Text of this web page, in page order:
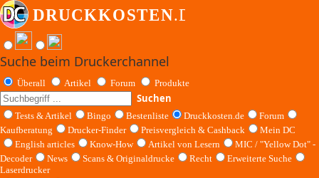
Suche beim Druckerchannel
Überall Artikel Forum Produkte
Suchen
Tests & Artikel Bingo Bestenliste Druckkosten.de
Forum
Kaufberatung
Drucker-Finder Preisvergleich & Cashback
Mein DC
English articles
Know-How Artikel von Lesern
MIC / "Yellow Dot" -
Decoder
News Scans & Originaldrucke Recht
Erweiterte Suche
Laserdrucker